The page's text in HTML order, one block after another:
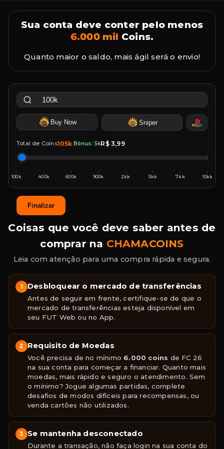
Sua conta deve conter pelo menos
6.000 mil Coins.
Quanto maior o saldo, mais ágil será o envio!
Buy Now Sniper
Total de Coins105k Bônus: 5kR$ 3,99
Finalizar
Coisas que você deve saber antes de
comprar na CHAMACOINS
Leia com atenção para uma compra rápida e segura.
1 Desbloquear o mercado de transferências
Antes de seguir em frente, certifique-se de que o
mercado de transferências esteja disponível em
seu FUT Web ou no App.
2 Requisito de Moedas
Você precisa de no mínimo 6.000 coins de FC 26
na sua conta para começar a financiar. Quanto mais
moedas, mais rápido e seguro o atendimento. Sem
o mínimo? Jogue algumas partidas, complete
desafios de modos difíceis para recompensas, ou
venda cartões não utilizados.
3 Se mantenha desconectado
Durante a transação, não faça login na sua conta do